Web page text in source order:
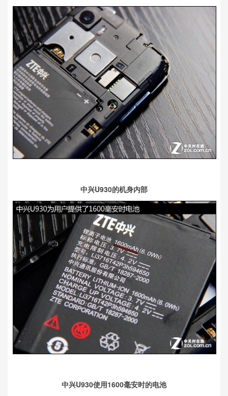
中兴U930的机身内部
中兴U930使用1600毫安时的电池